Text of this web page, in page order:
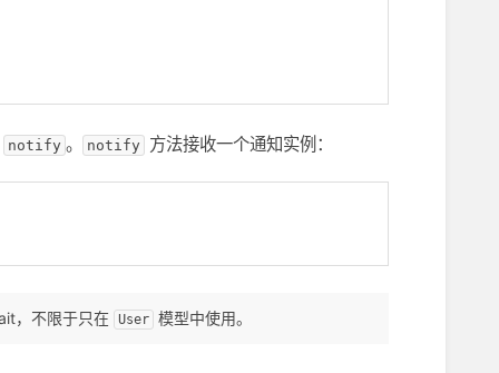
notify 。 notify 方法接收一个通知实例：
，不限于只在 User 模型中使用。